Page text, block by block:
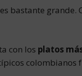
bastante
con los platos
colombianos